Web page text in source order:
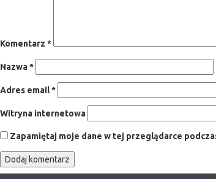
Komentarz *
Nazwa*
Adres email*
Witryna internetowa
Zapamiętaj moje dane w tej przeglądarce